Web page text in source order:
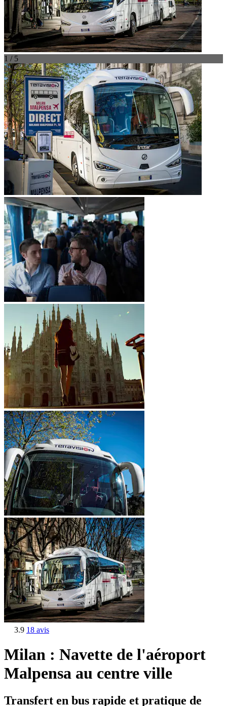
1 / 5
3.9 18 avis
Milan : Navette de l'aéroport
Malpensa au centre ville
Transfert en bus rapide et pratique de